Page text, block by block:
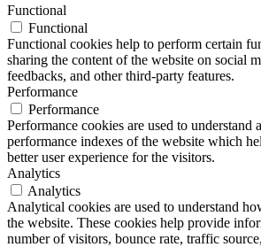
Functional
Functional
Functional cookies help to perform certain
sharing the content of the website on social
feedbacks, and other third-party features.
Performance
Performance
Performance cookies are used to understand
performance indexes of the website which
better user experience for the visitors.
Analytics
Analytics
Analytical cookies are used to understand
the website. These cookies help provide
number of visitors, bounce rate, traffic